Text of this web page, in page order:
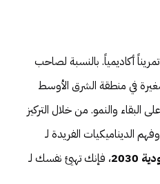
أكاديمياً. بالنسبة لصاحب
في منطقة الشرق الأوسط
والنمو. من خلال التركيز
وفهم الديناميكيات الفريدة لـ
، فإنك تهيئ نفسك لـ